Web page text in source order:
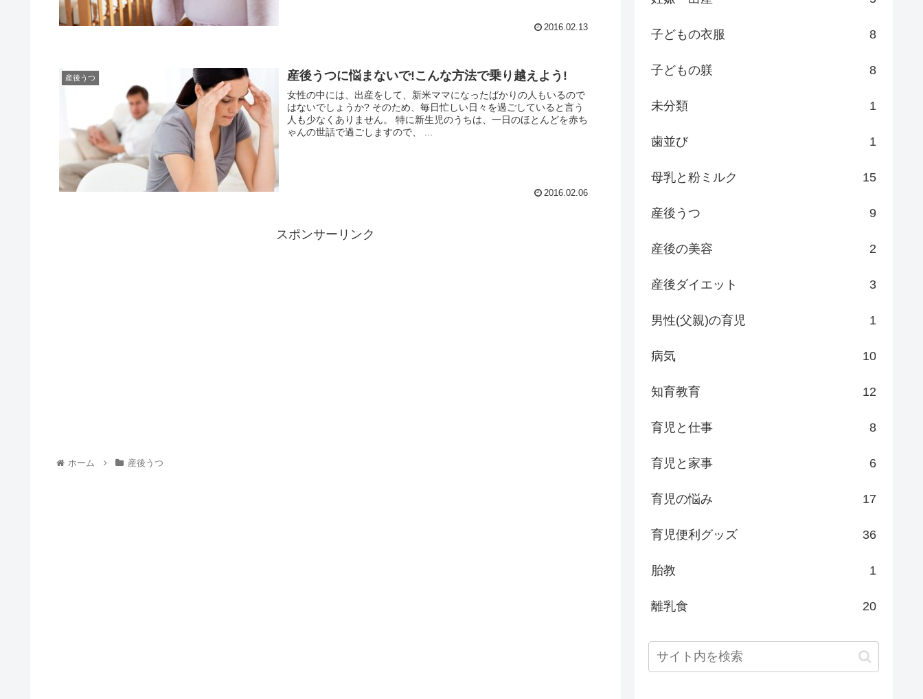
2016.02.13
産後うつ 産後うつに悩まないで!こんな方法で乗り越えよう!
女性の中には、出産をして、新米ママになったばかりの人もいるので
はないでしょうか? そのため、毎日忙しい日々を過ごしていると言う
人も少なくありません。 特に新生児のうちは、一日のほとんどを赤ち
ゃんの世話で過ごしますので、 ...
2016.02.06
スポンサーリンク
ホーム 産後うつ
子どもの衣服 8
子どもの躾 8
未分類 1
歯並び 1
母乳と粉ミルク 15
産後うつ 9
産後の美容 2
産後ダイエット 3
男性(父親)の育児 1
病気 10
知育教育 12
育児と仕事 8
育児と家事 6
育児の悩み 17
育児便利グッズ 36
胎教 1
離乳食 20